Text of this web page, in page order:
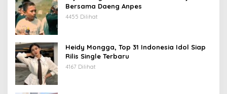
Bersama Daeng Anpes
4455 Dilihat
Heidy Mongga, Top 31 Indonesia Idol Siap
Rilis Single Terbaru
4167 Dilihat